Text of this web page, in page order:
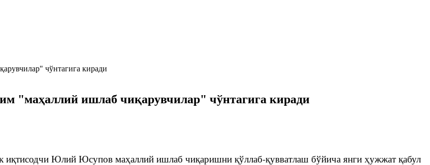
"маҳаллий ишлаб чиқарувчилар" чўнтагига киради
иқтисодчи Юлий Юсупов маҳаллий ишлаб чиқаришни қўллаб-қувватлаш бўйича янги ҳужжат қабул